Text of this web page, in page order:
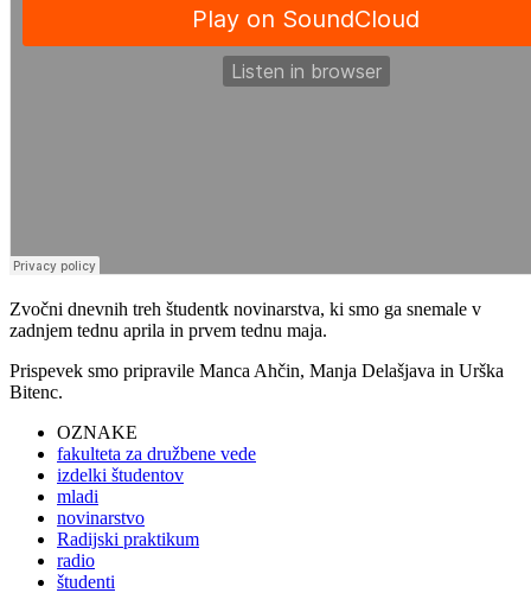
Zvočni dnevnih treh študentk novinarstva, ki smo ga snemale v
zadnjem tednu aprila in prvem tednu maja.
Prispevek smo pripravile Manca Ahčin, Manja Delašjava in Urška
Bitenc.
OZNAKE
fakulteta za družbene vede
izdelki študentov
mladi
novinarstvo
Radijski praktikum
radio
študenti